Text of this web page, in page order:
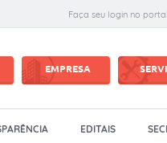
Faça seu login no portal
EMPRESA
EDITAIS